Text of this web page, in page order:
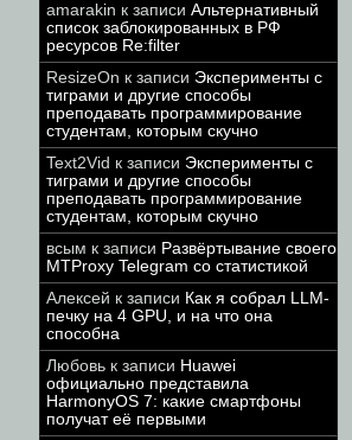
amarakin к записи Альтернативный
список заблокированных в РФ
ресурсов Re:filter
ResizeOn к записи Эксперименты с
тиграми и другие способы
преподавать программирование
студентам, которым скучно
Text2Vid к записи Эксперименты с
тиграми и другие способы
преподавать программирование
студентам, которым скучно
всым к записи Развёртывание своего
MTProxy Telegram со статистикой
Алексей к записи Как я собрал LLM-
печку на 4 GPU, и на что она
способна
Любовь к записи Huawei
официально представила
HarmonyOS 7: какие смартфоны
получат её первыми